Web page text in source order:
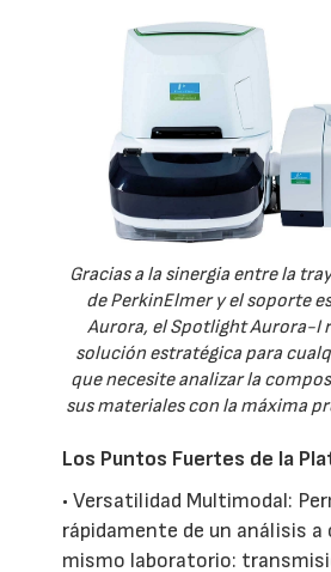
Gracias a la sinergia entre la
de PerkinElmer y el soporte
Aurora, el Spotlight Aurora-I
solución estratégica para
que necesite analizar la
sus materiales con la máxima
Los Puntos Fuertes de la
• Versatilidad Multimodal:
rápidamente de un análisis a
mismo laboratorio: